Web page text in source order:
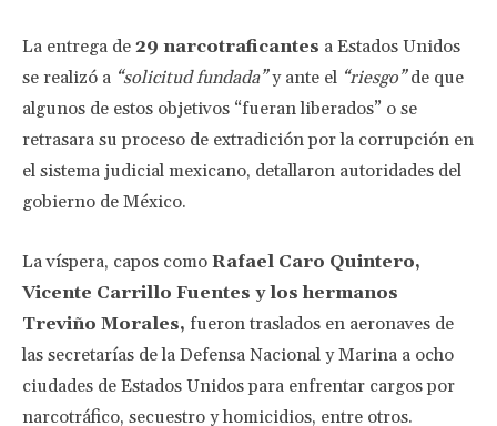
La entrega de 29 narcotraficantes a Estados Unidos
se realizó a “solicitud fundada”y ante el “riesgo”de que
algunos de estos objetivos “fueran liberados” o se
retrasara su proceso de extradición por la corrupción en
el sistema judicial mexicano, detallaron autoridades del
gobierno de México.
La víspera, capos como Rafael Caro Quintero,
Vicente Carrillo Fuentes y los hermanos
Treviño Morales, fueron traslados en aeronaves de
las secretarías de la Defensa Nacional y Marina a ocho
ciudades de Estados Unidos para enfrentar cargos por
narcotráfico, secuestro y homicidios, entre otros.